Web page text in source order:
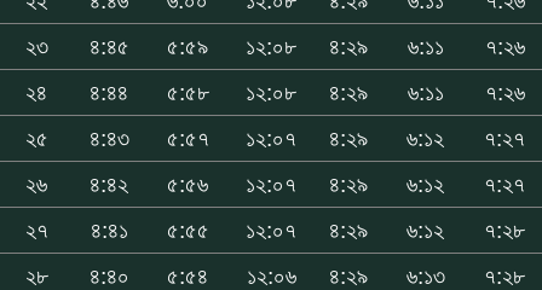
২৩
৪:৪৫ ৫:৫৯ ১২:০৮ ৪:২৯ ৬:১১
৭:২৬
২৪
৪:৪৪ ৫:৫৮ ১২:০৮ ৪:২৯ ৬:১১
৭:২৬
২৫
৪:৪৩ ৫:৫৭ ১২:০৭ ৪:২৯ ৬:১২
৭:২৭
২৬
৪:৪২ ৫:৫৬ ১২:০৭ ৪:২৯ ৬:১২
৭:২৭
২৭
৪:৪১ ৫:৫৫ ১২:০৭ ৪:২৯ ৬:১২
৭:২৮
২৮
৪:৪০ ৫:৫৪ ১২:০৬ ৪:২৯ ৬:১৩
৭:২৮